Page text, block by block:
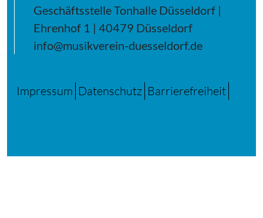
Geschäftsstelle Tonhalle Düsseldorf |
Ehrenhof 1 | 40479 Düsseldorf
info@musikverein-duesseldorf.de
Impressum Datenschutz Barrierefreiheit